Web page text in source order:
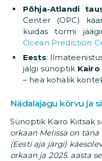
Põhja-Atlandi
Center (OPC)
kuidas tormi
Ocean Prediction
Eests:
jälgi sünoptik
– hea kohalik
Nädalajagu kõrvu ja
Sünoptik Kairo Kiitsak
orkaan Melissa on
(Eesti aja järgi)
orkaan ja 2025. aasta